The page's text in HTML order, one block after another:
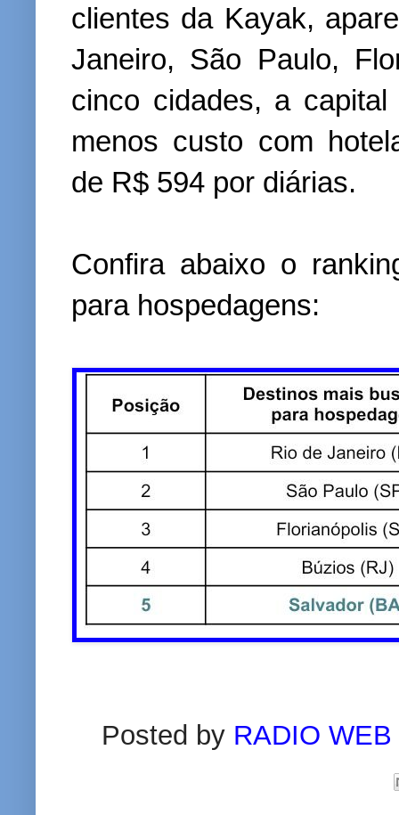
clientes da Kayak,
Janeiro, São Paulo,
cinco cidades, a
menos custo com
de R$ 594 por diárias.
Confira abaixo o
para hospedagens:
Posted by RADIO